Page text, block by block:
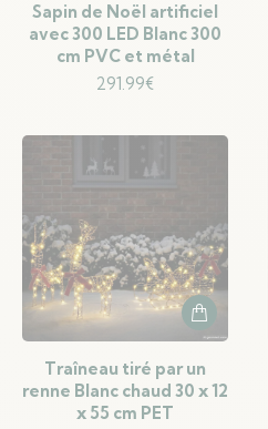
Sapin de Noël artificiel
avec 300 LED Blanc 300
cm PVC et métal
291.99€
Traîneau tiré par un
renne Blanc chaud 30 x 12
x 55 cm PET